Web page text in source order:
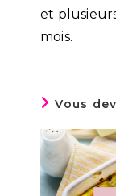
et
mois.
Vous